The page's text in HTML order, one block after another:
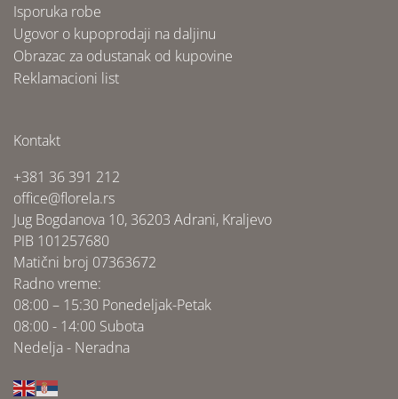
Isporuka robe
Ugovor o kupoprodaji na daljinu
Obrazac za odustanak od kupovine
Reklamacioni list
Kontakt
+381 36 391 212
office@florela.rs
Jug Bogdanova 10, 36203 Adrani, Kraljevo
PIB 101257680
Matični broj 07363672
Radno vreme:
08:00 – 15:30 Ponedeljak-Petak
08:00 - 14:00 Subota
Nedelja - Neradna